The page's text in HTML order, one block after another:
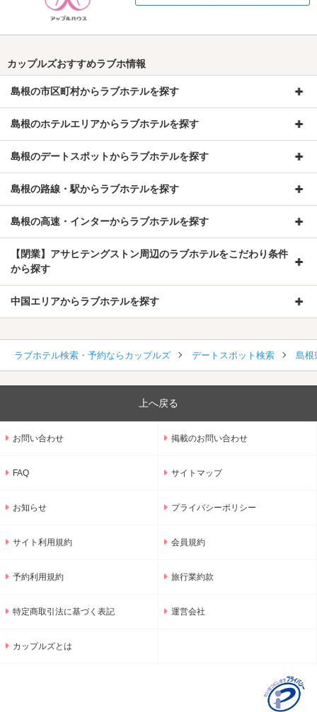
カップルズおすすめラブホ情報
島根の市区町村からラブホテルを探す
島根のホテルエリアからラブホテルを探す
島根のデートスポットからラブホテルを探す
島根の路線・駅からラブホテルを探す
島根の高速・インターからラブホテルを探す
【閉業】アサヒテングストン周辺のラブホテルをこだわり条件
から探す
中国エリアからラブホテルを探す
ラブホテル検索・予約ならカップルズ デートスポット検索 島根
上へ戻る
お問い合わせ 掲載のお問い合わせ
FAQ サイトマップ
お知らせ プライバシーポリシー
サイト利用規約 会員規約
予約利用規約 旅行業約款
特定商取引法に基づく表記 運営会社
カップルズとは